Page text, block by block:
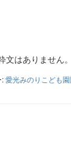
はありません。
:愛光みのりこども